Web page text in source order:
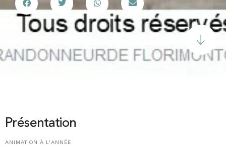
Présentation
ANIMATION À L'ANNÉE